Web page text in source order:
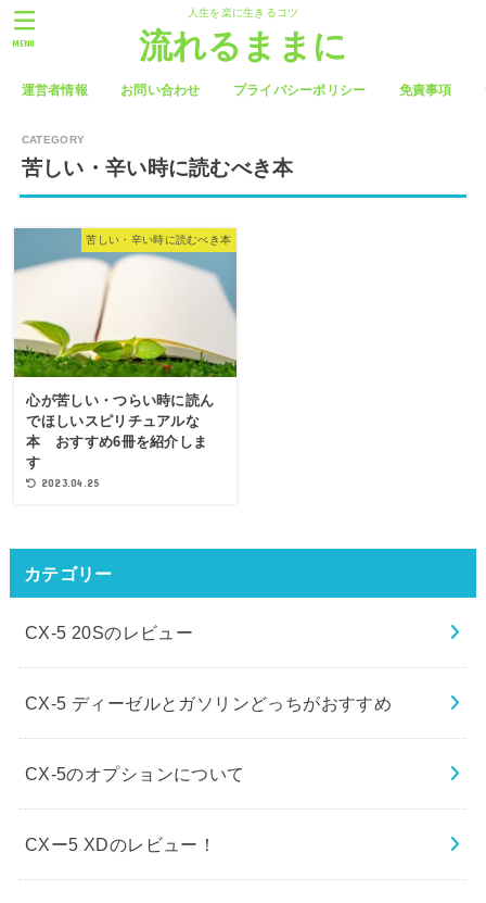
人生を楽に生きるコツ
流れるままに
運営者情報 お問い合わせ プライバシーポリシー 免責事項
MENU
苦しい・辛い時に読むべき本
苦しい・辛い時に読むべき本
心が苦しい・つらい時に読ん
でほしいスピリチュアルな
本 おすすめ6冊を紹介しま
す
2023.04.25
カテゴリー
CX-5 20Sのレビュー
CX-5 ディーゼルとガソリンどっちがおすすめ
CX-5のオプションについて
CXー5 XDのレビュー！